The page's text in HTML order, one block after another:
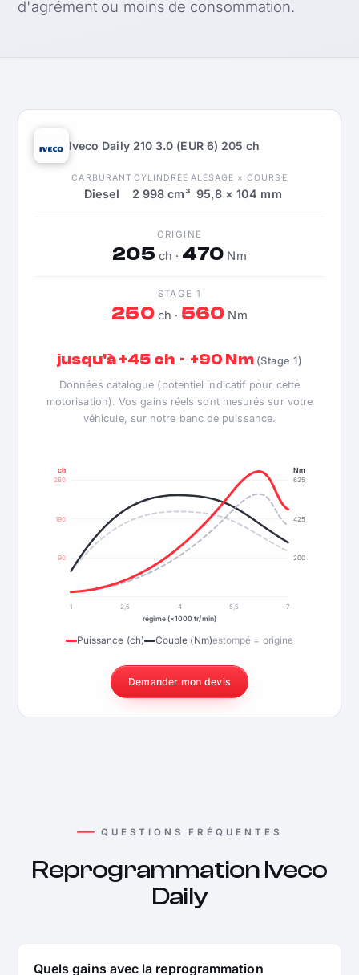
d'agrément ou moins de consommation.
Iveco Daily 210 3.0 (EUR 6) 205 ch
CARBURANT
Diesel
CYLINDRÉE
2 998 cm³
ALÉSAGE × COURSE
95,8 × 104 mm
ORIGINE
205 ch · 470 Nm
STAGE 1
250ch · 560 Nm
jusqu'à +45 ch · +90 Nm (Stage 1)
Données catalogue (potentiel indicatif pour cette
motorisation). Vos gains réels sont mesurés sur votre
véhicule, sur notre banc de puissance.
90
190
280
200
425
625
ch Nm
1 2,5 4 5,5
7
régime (×1000 tr/min)
Puissance (ch) Couple (Nm)estompé = origine
Demander mon devis
QUESTIONS FRÉQUENTES
Reprogrammation Iveco
Daily
Quels gains avec la reprogrammation